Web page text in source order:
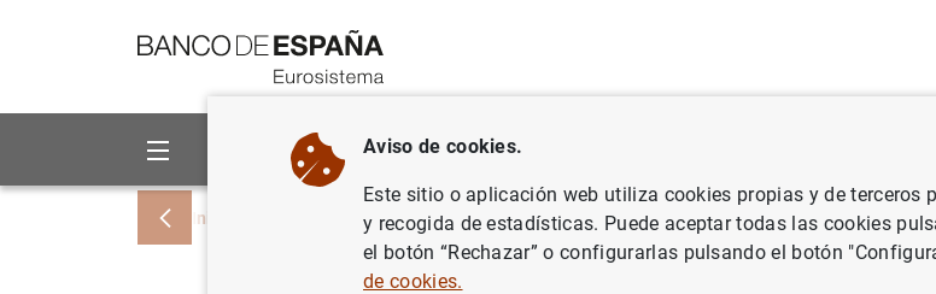
Sobre el Banco Áreas de actuación
Inicio Noticias y eventos Noticias del Banco Central Europeo Notas de prensa del
Aviso de cookies.
Este sitio o aplicación web utiliza cookies propias y de
y recogida de estadísticas. Puede aceptar todas las cookies
el botón “Rechazar” o configurarlas pulsando el botón
de cookies.